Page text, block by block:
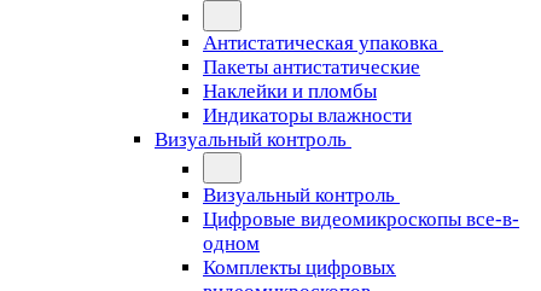
Антистатическая упаковка
Пакеты антистатические
Наклейки и пломбы
Индикаторы влажности
Визуальный контроль
Визуальный контроль
Цифровые видеомикроскопы все-в-
одном
Комплекты цифровых